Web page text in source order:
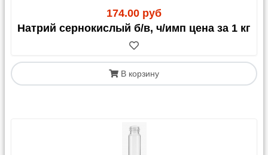
174.00 руб
Натрий сернокислый б/в, ч/имп цена за 1 кг
В корзину